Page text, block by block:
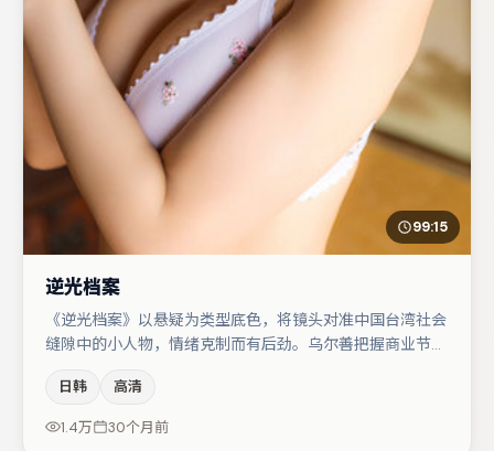
99:15
逆光档案
《逆光档案》以悬疑为类型底色，将镜头对准中国台湾社会
缝隙中的小人物，情绪克制而有后劲。乌尔善把握商业节奏
在片中承担叙事驱动，雷佳音、任素汐分别提供反差与喜
剧/悬疑调剂（视场次而定）。节奏紧凑、反转有度，值得
日韩 高清
1.4万 30个月前